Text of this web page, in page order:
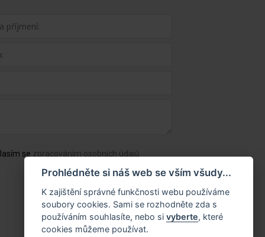
se zpracováním osobních údajů
Prohlédněte si náš web se vším všudy...
K zajištění správné funkčnosti webu používáme
soubory cookies. Sami se rozhodněte zda s
používáním souhlasíte, nebo si vyberte, které
cookies můžeme používat.